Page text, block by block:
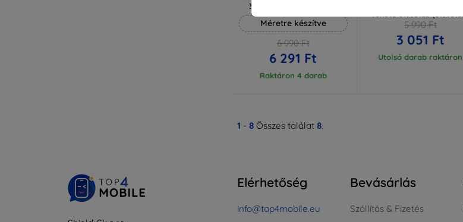
3mk Hammer védőfólia
Méretre készítve
6 990 Ft
6 291 Ft
Raktáron 4 darab
5 990 Ft
3 051 Ft
Utolsó darab raktáron
1 - 8 Összes találat 8.
Elérhetőség
info@top4mobile.eu
Bevásárlás
Szállítás & Fizetés